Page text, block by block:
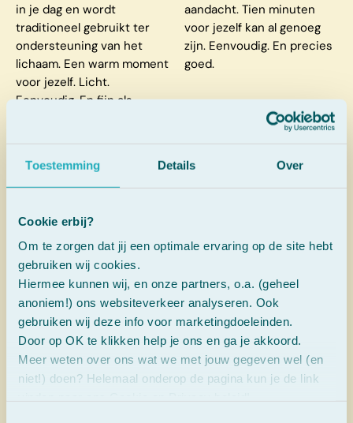
Toestemming Details Over
Cookie erbij?
Om te zorgen dat jij een optimale ervaring op de site hebt
gebruiken wij cookies.
Hiermee kunnen wij, en onze partners, o.a. (geheel
anoniem!) ons websiteverkeer analyseren. Ook
gebruiken wij deze info voor marketingdoeleinden.
Door op OK te klikken help je ons en ga je akkoord.
Meer weten over ons wat we met jouw gegeven wel (en
niet!) doen? Helemaal onderop de pagina kun je de link
in je dag en wordt
traditioneel gebruikt ter
ondersteuning van het
lichaam. Een warm moment
voor jezelf. Licht.
Eenvoudig. En fijn als
aandacht. Tien minuten
voor jezelf kan al genoeg
zijn. Eenvoudig. En precies
goed.
Natuurlijke
weerstand